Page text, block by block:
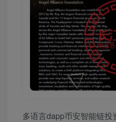
多语言dapp币安智能链